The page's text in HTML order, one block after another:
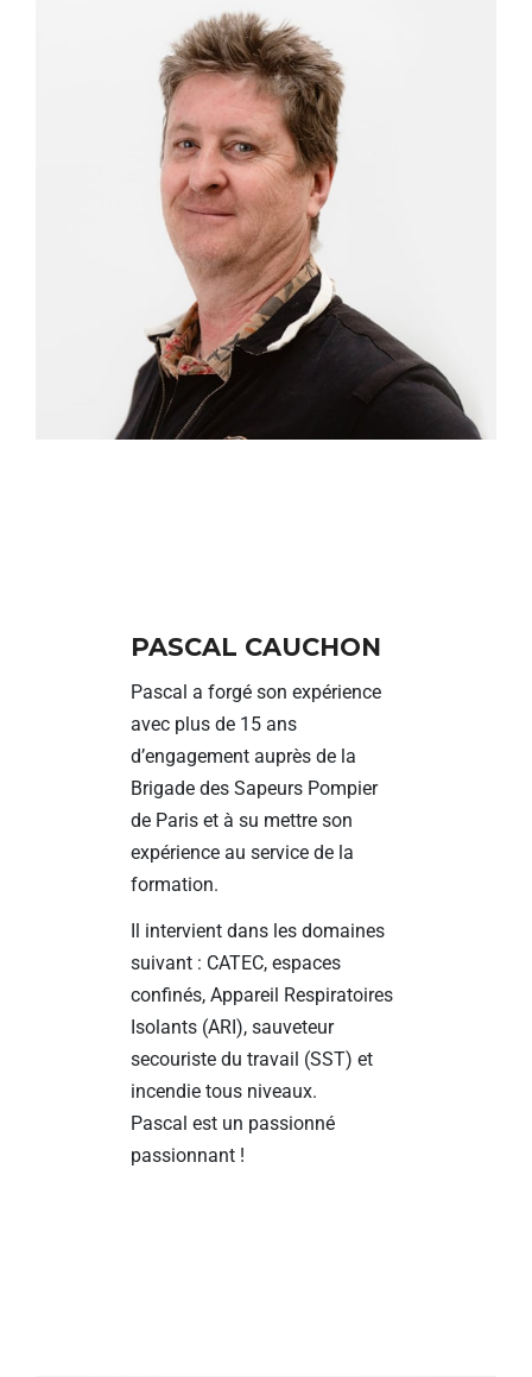
PASCAL CAUCHON
Pascal a forgé son expérience
avec plus de 15 ans
d’engagement auprès de la
Brigade des Sapeurs Pompier
de Paris et à su mettre son
expérience au service de la
formation.
Il intervient dans les domaines
suivant : CATEC, espaces
confinés, Appareil Respiratoires
Isolants (ARI), sauveteur
secouriste du travail (SST) et
incendie tous niveaux.
Pascal est un passionné
passionnant !